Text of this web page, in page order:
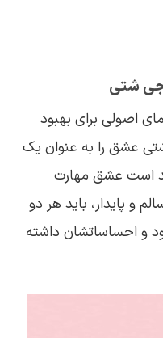
اصولی برای بهبود
عشق را به عنوان یک
است عشق مهارت
و پایدار، باید هر دو
احساساتشان داشته